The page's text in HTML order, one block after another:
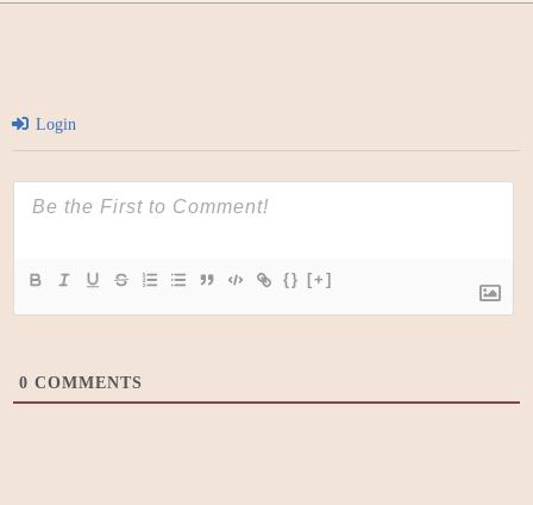
Login
{} [+]
0 COMMENTS